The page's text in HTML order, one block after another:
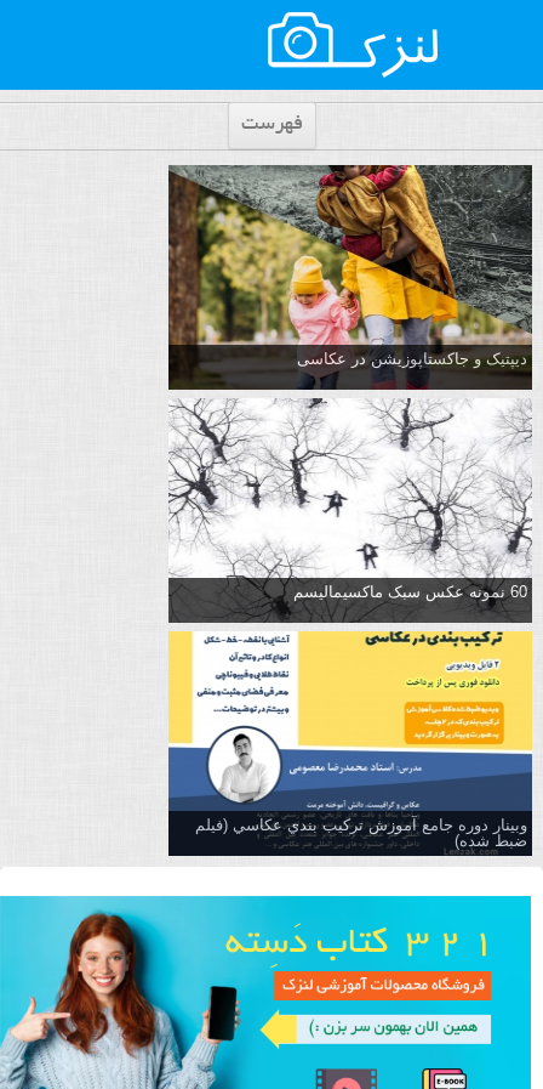
فهرست
دیپتیک و جاکستا‌پوزیشن در عکاسی
60 نمونه عکس سبک ماکسیمالیسم
وبینار دوره جامع آموزش تركيب بندي عكاسي (فیلم
ضبط شده)